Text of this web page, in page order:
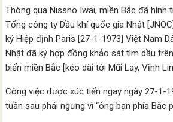
Thông qua Nissho Iwai, miền Bắc đã hình
Tổng công ty Dầu khí quốc gia Nhật
ký Hiệp định Paris [27-1-1973] Việt Nam
Nhật đã ký hợp đồng khảo sát tìm dầu
biển miền Bắc [kéo dài tới Mũi Lay, Vĩnh
Công việc được xúc tiến ngay ngày 27-1-
tuần sau phải ngưng vì “ông bạn phía Bắc